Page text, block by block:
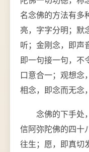
名念佛的方法有多
亮，字字分明；默
听；金刚念，即声
即一句接一句，不
口意合一；观想念
相念，即念而无念
念佛的下手处
信阿弥陀佛的四十
往生；愿，即真切